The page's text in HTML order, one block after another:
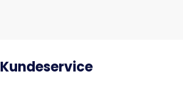
Kundeservice